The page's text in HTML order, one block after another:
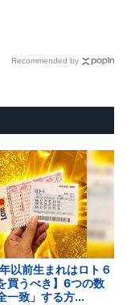
Recommended by
以前生まれはロト６
買うべき】6つの数
一致」する方...